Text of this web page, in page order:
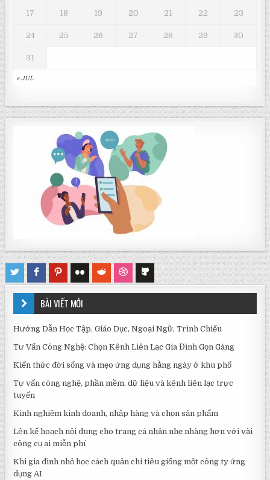
« JUL
17 18 19 20 21 22 23
24 25 26 27 28 29 30
31
BÀI VIẾT MỚI
Hướng Dẫn Học Tập, Giáo Dục, Ngoại Ngữ, Trình Chiếu
Tư Vấn Công Nghệ: Chọn Kênh Liên Lạc Gia Đình Gọn Gàng
Kiến thức đời sống và mẹo ứng dụng hằng ngày ở khu phố
Tư vấn công nghệ, phần mềm, dữ liệu và kênh liên lạc trực
tuyến
Kinh nghiệm kinh doanh, nhập hàng và chọn sản phẩm
Lên kế hoạch nội dung cho trang cá nhân nhẹ nhàng hơn với vài
công cụ ai miễn phí
Khi gia đình nhỏ học cách quản chi tiêu giống một công ty ứng
dụng AI